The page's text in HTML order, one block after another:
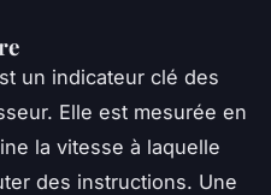
un indicateur clé des
Elle est mesurée en
la vitesse à laquelle
des instructions. Une